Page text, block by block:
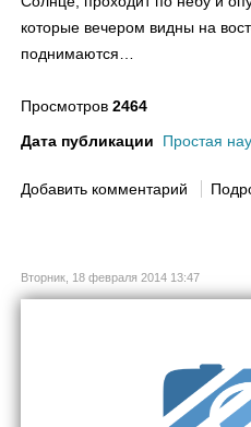
которые вечером видны на
поднимаются…
Просмотров 2464
Дата публикации
Простая
Добавить комментарий
Вторник, 18 февраля 2014 13:47